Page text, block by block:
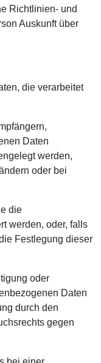
Richtlinien- und
Auskunft über
die verarbeitet
Daten
werden,
oder bei
die
werden, oder, falls
Festlegung dieser
oder
Daten
durch den
gegen